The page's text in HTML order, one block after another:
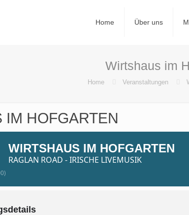
Home Über uns
Wirtshaus im
Home Veranstaltungen
IM HOFGARTEN
WIRTSHAUS IM HOFGARTEN
RAGLAN ROAD - IRISCHE LIVEMUSIK